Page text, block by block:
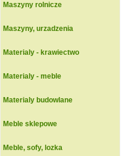
Maszyny rolnicze
Maszyny, urzadzenia
Materialy - krawiectwo
Materialy - meble
Materialy budowlane
Meble sklepowe
Meble, sofy, lozka